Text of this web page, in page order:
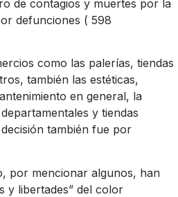
de contagios y muertes por la
defunciones ( 598
como las palerías, tiendas
también las estéticas,
en general, la
y tiendas
también fue por
, por mencionar algunos, han
y libertades” del color